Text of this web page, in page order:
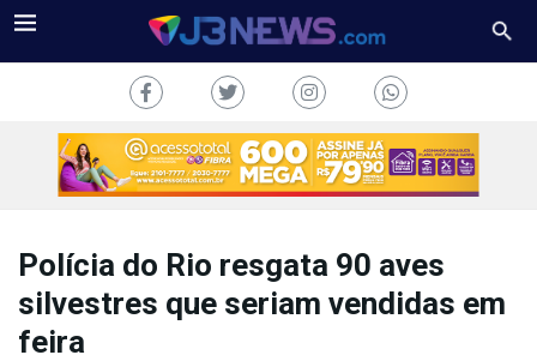
TV
Polícia do Rio resgata 90 aves
silvestres que seriam vendidas em
feira